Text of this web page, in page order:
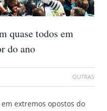
quase todos em
do ano
OUTRAS
extremos opostos do